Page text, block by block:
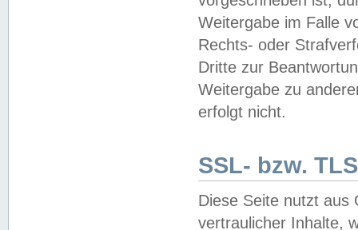
Weitergabe im Falle
Rechts- oder
Dritte zur
Weitergabe zu
erfolgt nicht.
SSL- bzw.
Diese Seite nutzt aus
vertraulicher Inhalte,